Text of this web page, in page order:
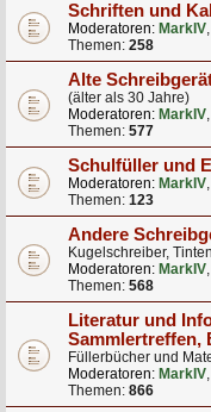
Schriften und
Moderatoren: MarkIV,
Themen: 258
Alte
(älter als 30 Jahre)
Moderatoren: MarkIV,
Themen: 577
Schulfüller und
Moderatoren: MarkIV,
Themen: 123
Andere
Kugelschreiber,
Moderatoren: MarkIV,
Themen: 568
Literatur und
Sammlertreffen,
Füllerbücher und
Moderatoren: MarkIV,
Themen: 866